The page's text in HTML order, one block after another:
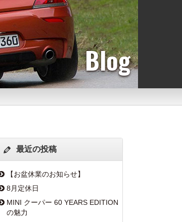
Blog
最近の投稿
【お盆休業のお知らせ】
8月定休日
MINI クーパー 60 YEARS EDITION
の魅力